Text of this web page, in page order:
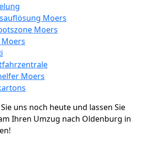
Moers
Moers
Moers
uns noch heute und lassen Sie
Ihren Umzug nach Oldenburg in